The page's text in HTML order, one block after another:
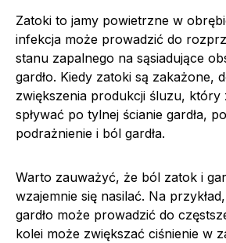
Zatoki to jamy powietrzne w
infekcja może prowadzić do
stanu zapalnego na sąsiadujące
gardło. Kiedy zatoki są zakażone,
zwiększenia produkcji śluzu, który
spływać po tylnej ścianie gardła,
podrażnienie i ból gardła.
Warto zauważyć, że ból zatok i
wzajemnie się nasilać. Na
gardło może prowadzić do
kolei może zwiększać ciśnienie w